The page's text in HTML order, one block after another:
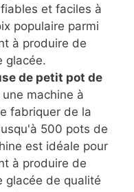
et faciles à
populaire parmi
à produire de
glacée.
de petit pot de
machine à
fabriquer de la
500 pots de
est idéale pour
à produire de
glacée de qualité